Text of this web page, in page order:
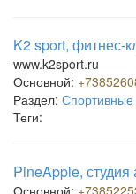
K2 sport, фитнес-
www.k2sport.ru
Основной:
Раздел:
Теги:
PineApple, студия
Основной: